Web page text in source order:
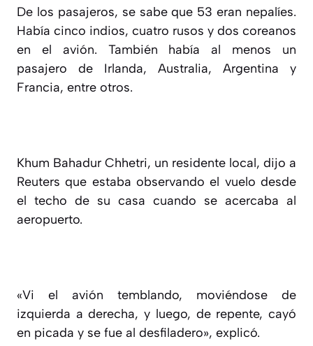
De los pasajeros, se sabe que 53 eran nepalíes.
Había cinco indios, cuatro rusos y dos coreanos
en el avión. También había al menos un
pasajero de Irlanda, Australia, Argentina y
Francia, entre otros.
Khum Bahadur Chhetri, un residente local, dijo a
Reuters que estaba observando el vuelo desde
el techo de su casa cuando se acercaba al
aeropuerto.
«Vi el avión temblando, moviéndose de
izquierda a derecha, y luego, de repente, cayó
en picada y se fue al desfiladero», explicó.